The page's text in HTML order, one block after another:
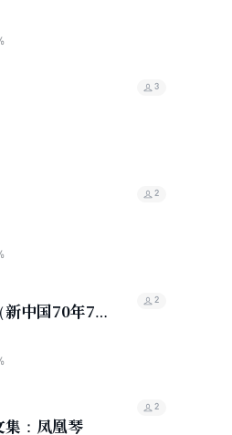
3
2
新中国70年70
典藏）
2
集：凤凰琴
2